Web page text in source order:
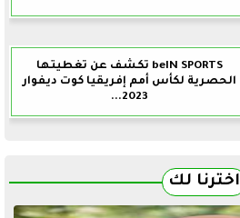
beIN SPORTS تكشف عن تغطيتها
الحصرية لكأس أمم إفريقيا كوت ديفوار
2023...
اخترنا لك